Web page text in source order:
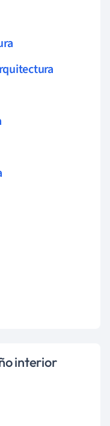
interior